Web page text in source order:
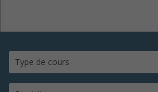
Type de cours